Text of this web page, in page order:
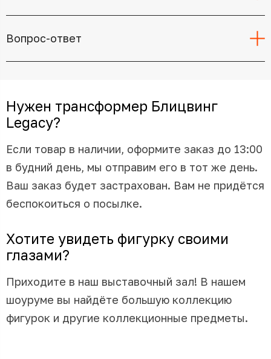
Вопрос-ответ
Нужен трансформер Блицвинг
Legacy?
Если товар в наличии, оформите заказ до 13:00
в будний день, мы отправим его в тот же день.
Ваш заказ будет застрахован. Вам не придётся
беспокоиться о посылке.
Хотите увидеть фигурку своими
глазами?
Приходите в наш выставочный зал! В нашем
шоуруме вы найдёте большую коллекцию
фигурок и другие коллекционные предметы.